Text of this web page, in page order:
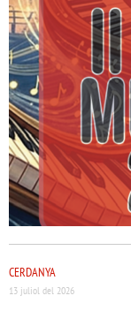
CERDANYA
13 juliol del 2026